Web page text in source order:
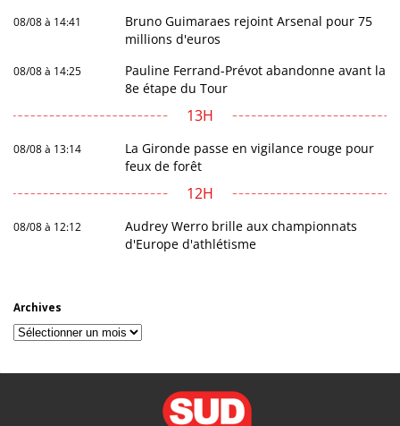
08/08 à 14:41
Bruno Guimaraes rejoint Arsenal pour 75
millions d'euros
08/08 à 14:25
Pauline Ferrand-Prévot abandonne avant la
8e étape du Tour
13H
08/08 à 13:14
La Gironde passe en vigilance rouge pour
feux de forêt
12H
08/08 à 12:12
Audrey Werro brille aux championnats
d'Europe d'athlétisme
Archives
Archives